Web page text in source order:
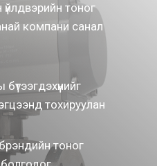
тоног
компани санал
тохируулан
тоног